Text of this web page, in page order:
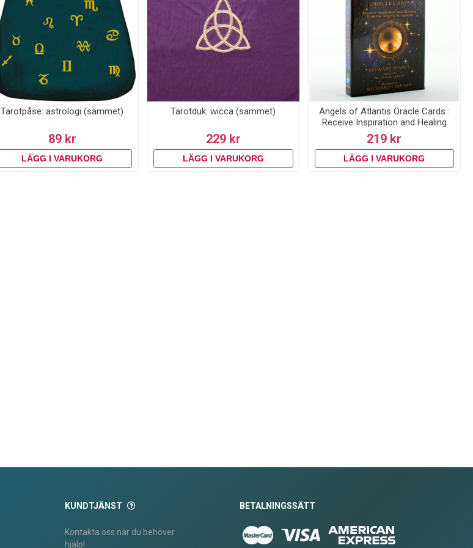
Tarotpåse: astrologi (sammet)
89 kr
Tarotduk: wicca (sammet)
229 kr
Angels of Atlantis Oracle Cards :
Receive Inspiration and Healing
from the Angelic Kingdoms
219 kr
KUNDTJÄNST
Kontakta oss när du behöver
hjälp!
BETALNINGSSÄTT